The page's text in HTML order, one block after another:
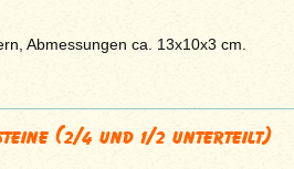
Abmessungen ca. 13x10x3 cm.
(2/4 und 1/2 unterteilt)